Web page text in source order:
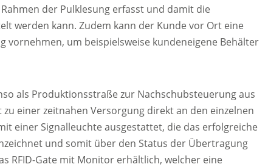
der Pulklesung erfasst und damit die
werden kann. Zudem kann der Kunde vor Ort eine
vornehmen, um beispielsweise kundeneigene Behälter
als Produktionsstraße zur Nachschubsteuerung aus
zu einer zeitnahen Versorgung direkt an den einzelnen
einer Signalleuchte ausgestattet, die das erfolgreiche
und somit über den Status der Übertragung
RFID-Gate mit Monitor erhältlich, welcher eine